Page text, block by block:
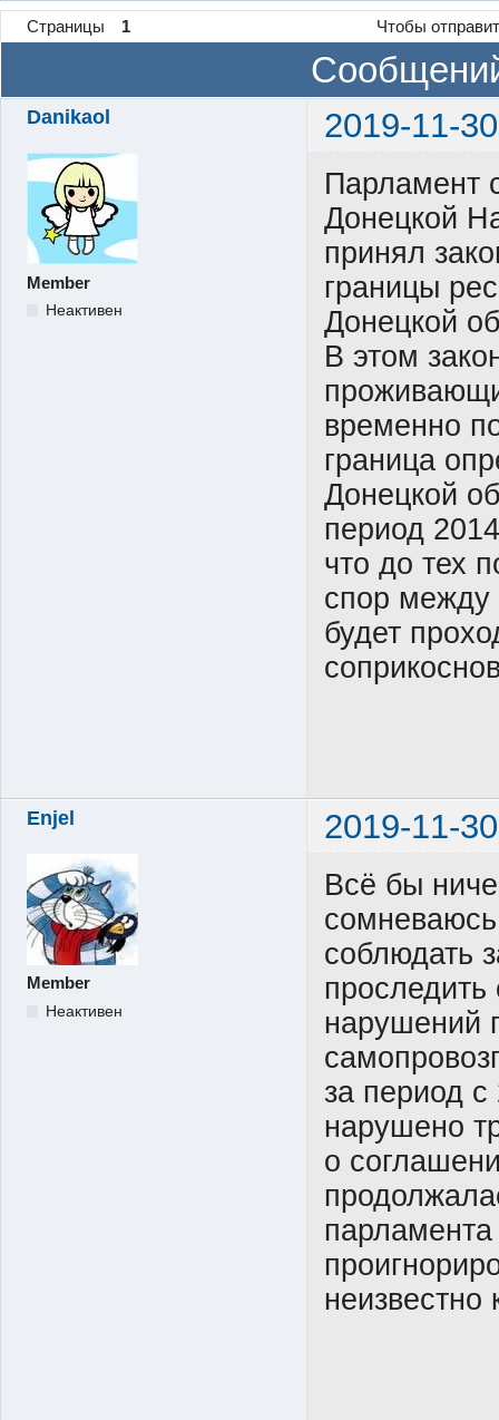
Страницы 1 Чтобы
Danikaol 2019-11-
Member
Неактивен
Парламент
Донецкой
принял
границы
Донецкой
В этом
временно
граница
Донецкой
период
что до тех
спор между
будет
Enjel 2019-11-
Member
Неактивен
Всё бы
соблюдать
нарушений
за период
нарушено
о
неизвестно